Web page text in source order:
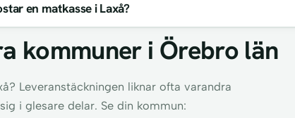
en matkasse i Laxå?
kommuner i Örebro län
Leveranstäckningen liknar ofta varandra
i glesare delar. Se din kommun: